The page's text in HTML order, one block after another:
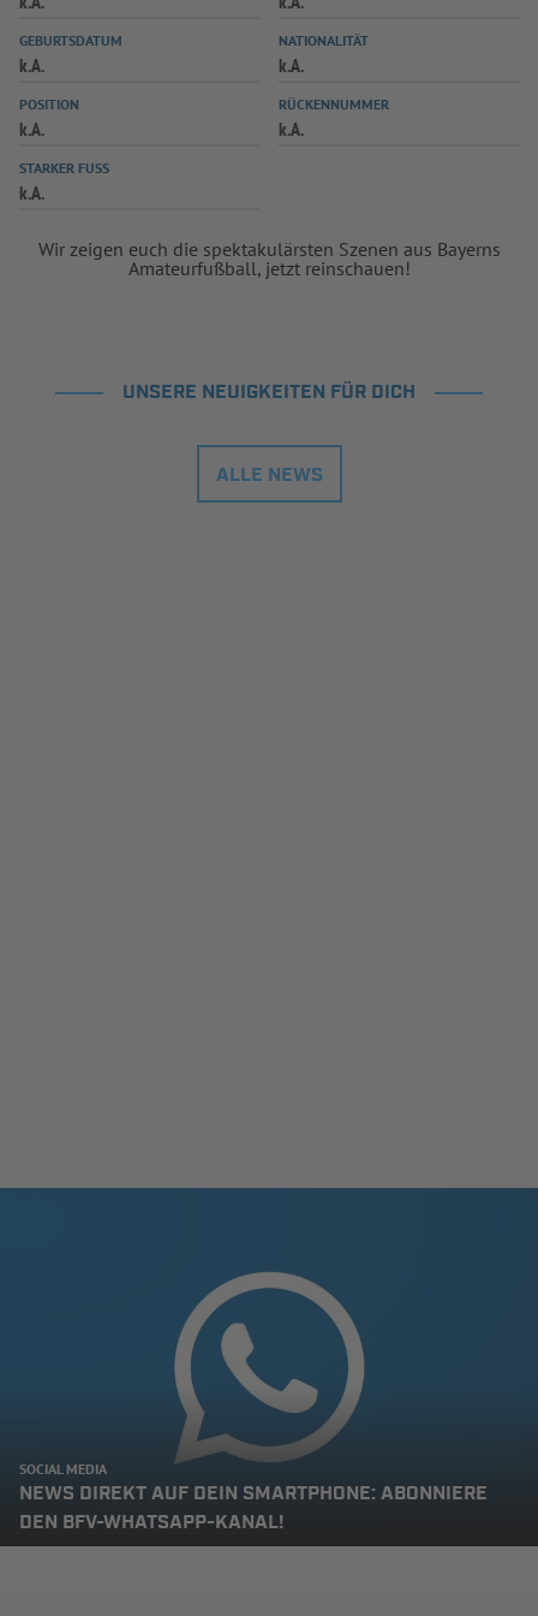
SPIELPLUS
GEBURTSDATUM
k.A.
NATIONALITÄT
k.A.
POSITION
k.A.
RÜCKENNUMMER
k.A.
STARKER FUSS
k.A.
Wir zeigen euch die spektakulärsten Szenen aus Bayerns
Amateurfußball, jetzt reinschauen!
UNSERE NEUIGKEITEN FÜR DICH
ALLE NEWS
SOCIAL MEDIA
NEWS DIREKT AUF DEIN SMARTPHONE: ABONNIERE
DEN BFV-WHATSAPP-KANAL!